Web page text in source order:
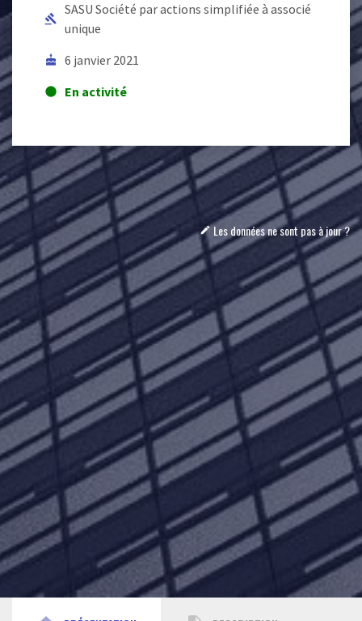
gavel
SASU Société par actions simplifiée à associé
unique
cake 6 janvier 2021
lens En activité
mode_editLes données ne sont pas à jour ?